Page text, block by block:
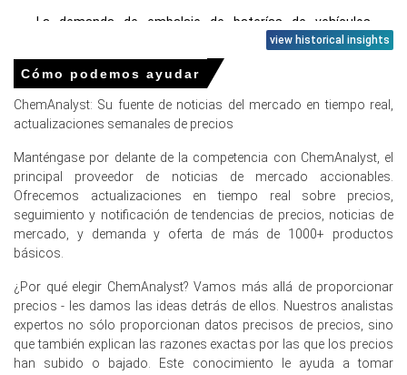
La demanda de embalaje de baterías de vehículos
eléctricos se expandió en enero-febrero de 2026,
impulsada por el crecimiento en los tamaños de los
paquetes de baterías.
Precios de papel de aluminio en Europa
En Alemania, el Índice de Precio de Papel de Aluminio
subió trimestre a trimestre en el primer trimestre de
2026, impulsado por los costos de energía en aumento.
aluminio aumentó a medida que la inflación del
consumidor alcanzó el 2.7% en marzo de 2026.
Los precios al productor disminuyeron un 0.2% en marzo
de 2026, aliviando las presiones aguas arriba para el
view historical insights
Cómo podemos ayudar
ChemAnalyst: Su fuente de noticias del mercado en tiempo real,
actualizaciones semanales de precios
Manténgase por delante de la competencia con ChemAnalyst, el
principal proveedor de noticias de mercado accionables.
Ofrecemos actualizaciones en tiempo real sobre precios,
seguimiento y notificación de tendencias de precios, noticias de
mercado, y demanda y oferta de más de 1000+ productos
básicos.
¿Por qué elegir ChemAnalyst? Vamos más allá de proporcionar
precios - les damos las ideas detrás de ellos. Nuestros analistas
expertos no sólo proporcionan datos precisos de precios, sino
que también explican las razones exactas por las que los precios
han subido o bajado. Este conocimiento le ayuda a tomar